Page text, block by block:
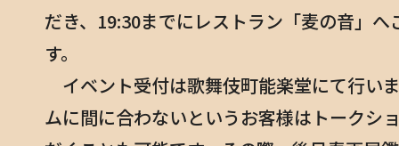
TOP
トップページ
Exhibition Overview
だき、19:30までにレストラン「麦の音」
す。
イベント受付は歌舞伎町能楽堂にて行い
ムに間に合わないというお客様はトークシ